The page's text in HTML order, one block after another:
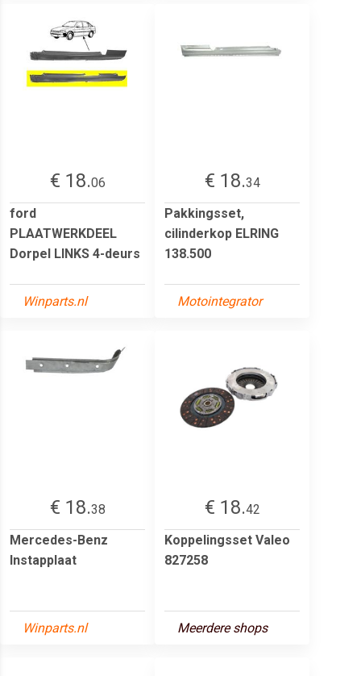
€ 18.06
ford
PLAATWERKDEEL
Dorpel LINKS 4-deurs
Winparts.nl
€ 18.34
Pakkingsset,
cilinderkop ELRING
138.500
Motointegrator
€ 18.38
Mercedes-Benz
Instapplaat
Winparts.nl
€ 18.42
Koppelingsset Valeo
827258
Meerdere shops